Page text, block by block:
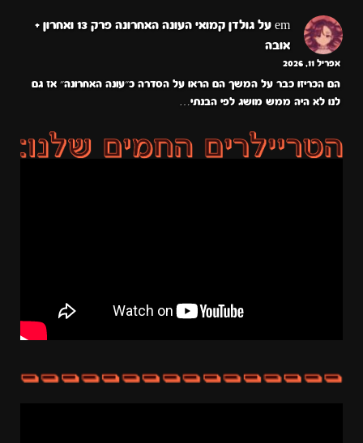
em על
גולדן קמואי העונה האחרונה פרק 13 ואחרון +
אובה
אפריל 11, 2026
הם הכריזו כבר על המשך הם הראו על הסדרה כ״עונה האחרונה״ אז גם
לנו לא היה ממש מושג לפי הבנתי…